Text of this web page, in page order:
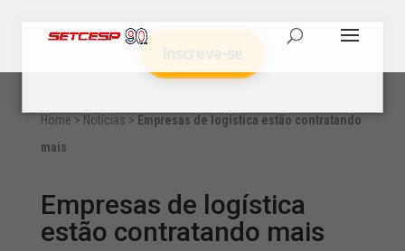
Home > Notícias > Empresas de logística estão contratando
mais
Empresas de logística
estão contratando mais